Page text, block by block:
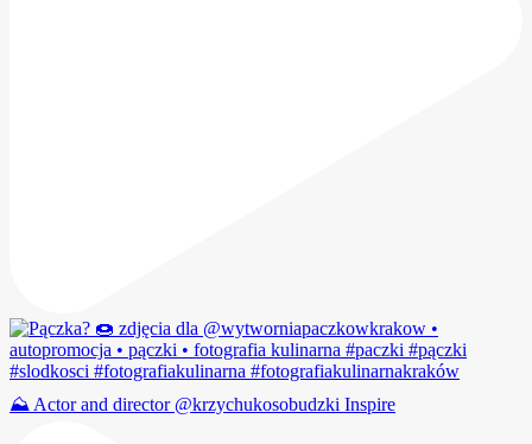
⛰️ Actor and director @krzychukosobudzki Inspire